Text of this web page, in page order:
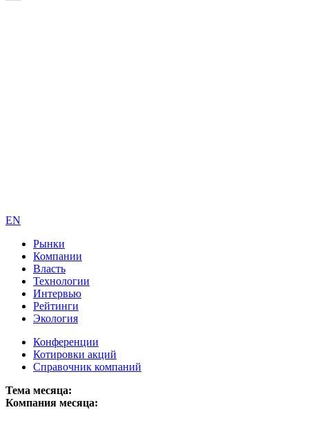
EN
Рынки
Компании
Власть
Технологии
Интервью
Рейтинги
Экология
Конференции
Котировки акций
Справочник компаний
Тема месяца:
Компания месяца: